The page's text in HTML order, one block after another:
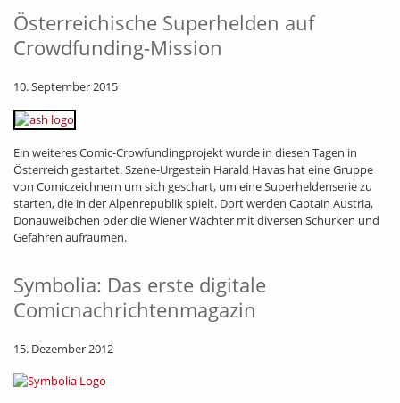
Österreichische Superhelden auf
Crowdfunding-Mission
10. September 2015
Ein weiteres Comic-Crowfundingprojekt wurde in diesen Tagen in
Österreich gestartet. Szene-Urgestein Harald Havas hat eine Gruppe
von Comiczeichnern um sich geschart, um eine Superheldenserie zu
starten, die in der Alpenrepublik spielt. Dort werden Captain Austria,
Donauweibchen oder die Wiener Wächter mit diversen Schurken und
Gefahren aufräumen.
Symbolia: Das erste digitale
Comicnachrichtenmagazin
15. Dezember 2012